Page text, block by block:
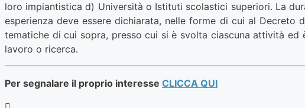
loro impiantistica d) Università o Istituti scolastici superiori. La
esperienza deve essere dichiarata, nelle forme di cui al Decreto
tematiche di cui sopra, presso cui si è svolta ciascuna attività
lavoro o ricerca.
Per segnalare il proprio interesse CLICCA QUI